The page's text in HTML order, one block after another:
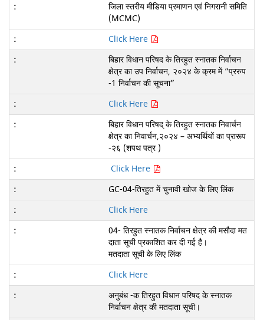
जिला स्तरीय मीडिया प्रमाणन एवं निगरानी समिति
(MCMC)
Click Here
बिहार विधान परिषद के तिरहुत स्नातक निर्वाचन
क्षेत्र का उप निर्वाचन, २०२४ के क्रम में “प्ररुप
-1 निर्वाचन की सूचना”
Click Here
बिहार विधान परिषद् के तिरहुत स्नातक निवार्चन
क्षेत्र का निवार्चन,२०२४ – अभ्यर्थियों का प्रारूप
-२६ (शपथ पत्र )
Click Here
GC-04-तिरहुत में चुनावी खोज के लिए लिंक
Click Here
04- तिरहुत स्नातक निर्वाचन क्षेत्र की मसौदा मत
दाता सूची प्रकाशित कर दी गई है।
मतदाता सूची के लिए लिंक
Click Here
अनुबंध -क तिरहुत विधान परिषद के स्नातक
निर्वाचन क्षेत्र की मतदाता सूची।